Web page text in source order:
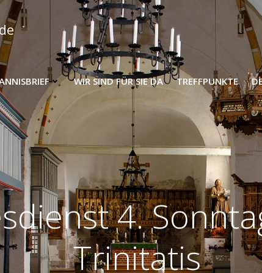
WIR SIND FÜR SIE DA TREFFPUNKTE
4.
Trinitatis